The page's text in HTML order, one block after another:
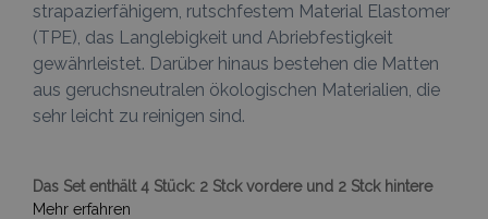
strapazierfähigem, rutschfestem Material Elastomer
(TPE), das Langlebigkeit und Abriebfestigkeit
gewährleistet. Darüber hinaus bestehen die Matten
aus geruchsneutralen ökologischen Materialien, die
sehr leicht zu reinigen sind.
Das Set enthält 4 Stück: 2 Stck vordere und 2 Stck hintere
Mehr erfahren
recently_viewed_product
Adobe Inc.
www.vtvauto.at
section_data_ids